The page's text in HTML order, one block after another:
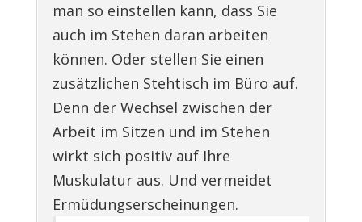
man so einstellen kann, dass Sie
auch im Stehen daran arbeiten
können. Oder stellen Sie einen
zusätzlichen Stehtisch im Büro auf.
Denn der Wechsel zwischen der
Arbeit im Sitzen und im Stehen
wirkt sich positiv auf Ihre
Muskulatur aus. Und vermeidet
Ermüdungserscheinungen.